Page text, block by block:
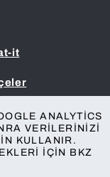
it
ANALYTICS
VERILERINIZI
KULLANIR.
IÇIN BKZ